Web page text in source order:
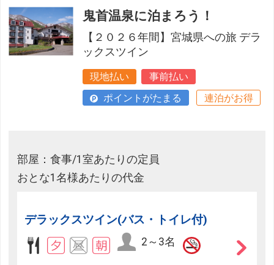
鬼首温泉に泊まろう！
【２０２６年間】宮城県への旅 デラ
ックスツイン
現地払い
事前払い
ポイントがたまる
連泊がお得
部屋：食事/1室あたりの定員
おとな1名様あたりの代金
デラックスツイン(バス・トイレ付)
2～3名